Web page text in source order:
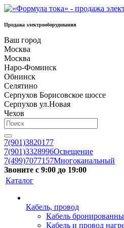
Продажа электрооборудования
Ваш город
Москва
Москва
Наро-Фоминск
Обнинск
Селятино
Серпухов Борисовское шоссе
Серпухов ул.Новая
Чехов
7(901)3820177
7(901)3328996Освещение
7(499)7077157Многоканальный
Звоните с 9:00 до 19:00
Каталог
Кабель, провод
Кабель
Кабель и провод